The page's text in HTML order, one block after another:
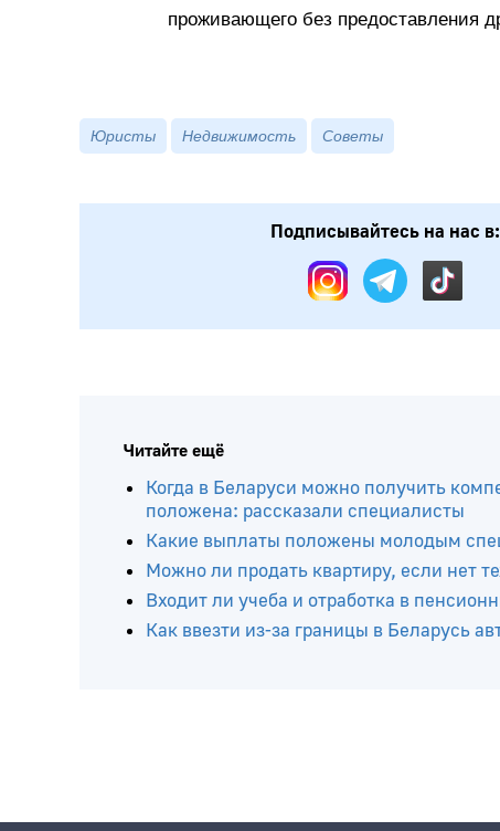
проживающего без предоставления
Юристы Недвижимость Советы
Подписывайтесь на нас в:
Читайте ещё
Когда в Беларуси можно получить
положена: рассказали специалисты
Какие выплаты положены молодым